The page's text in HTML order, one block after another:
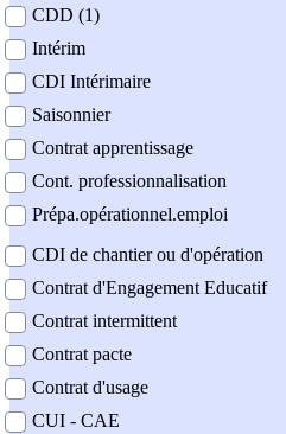
CDD (1)
Intérim
CDI Intérimaire
Saisonnier
Contrat apprentissage
Cont. professionnalisation
Prépa.opérationnel.emploi
CDI de chantier ou d'opération
Contrat d'Engagement Educatif
Contrat intermittent
Contrat pacte
Contrat d'usage
CUI - CAE